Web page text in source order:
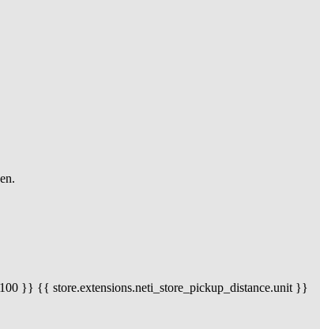
}} {{ store.extensions.neti_store_pickup_distance.unit }}